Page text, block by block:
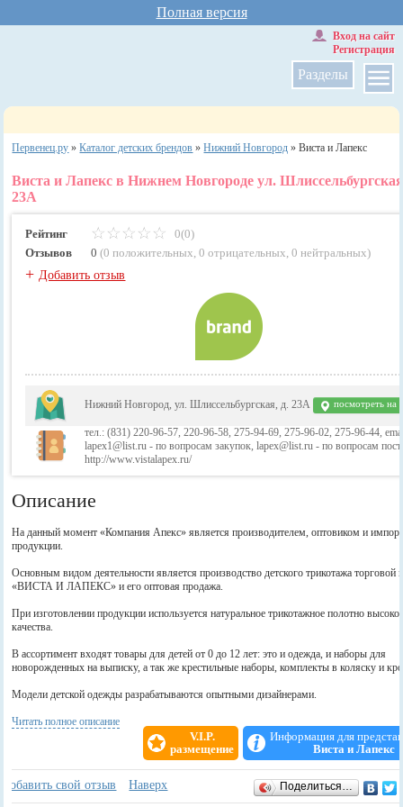
Полная версия
Разделы
Вход на сайт
Регистрация
Первенец.ру »Каталог детских брендов »Нижний Новгород »Виста и Лапекс
Виста и Лапекс в Нижнем Новгороде ул.
23А
Рейтинг
0(0)
Отзывов
0 (0 положительных,0 отрицательных,0 нейтральных)
+Добавить отзыв
Нижний Новгород, ул. Шлиссельбургская, д. 23А посмотреть на
тел.: (831) 220-96-57, 220-96-58, 275-94-69, 275-96-02, 275-96-44,
lapex1@list.ru - по вопросам закупок, lapex@list.ru - по вопросам
http://www.vistalapex.ru/
Описание
На данный момент «Компания Апекс» является производителем, оптовиком и
продукции.
Основным видом деятельности является производство детского трикотажа торговой
«ВИСТА И ЛАПЕКС» и его оптовая продажа.
При изготовлении продукции используется натуральное трикотажное полотно
качества.
В ассортимент входят товары для детей от 0 до 12 лет: это и одежда, и наборы для
новорожденных на выписку, а так же крестильные наборы, комплекты в коляску и
Модели детской одежды разрабатываются опытными дизайнерами.
Продукция торговой марки «Виста и Лапекс» была несколько раз награждена
предоставление высококачественных товаров для детей» (2005 и 2008 год), Золотой
на выставке «Мама и Дитя – 2008», а так же Дипломом «Мама и Дитя – 2003»
и товаров для детей. Мы осуществляем прямые поставки из Китая товаров для детей
марки «КАПИТОША» произведенных по заказу нашей компании:
Читать полное описание
V.I.P.
размещение
Информация для
Виста и Лапекс
Отзывы
Добавить свой отзыв Наверх Поделиться…